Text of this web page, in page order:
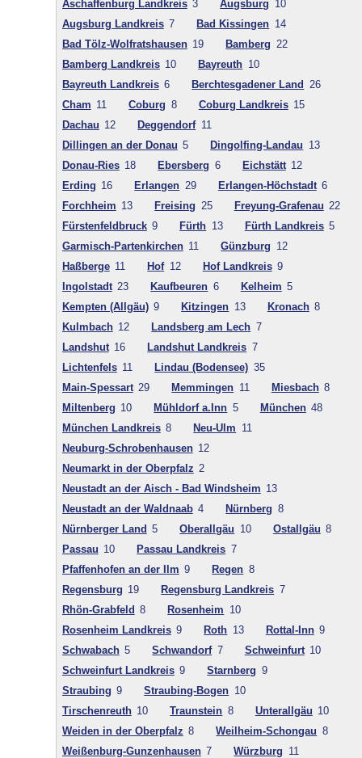
Aschaffenburg Landkreis 3 Augsburg 10
Augsburg Landkreis 7 Bad Kissingen 14
Bad Tölz-Wolfratshausen 19 Bamberg 22
Bamberg Landkreis 10 Bayreuth 10
Bayreuth Landkreis 6 Berchtesgadener Land
26
Cham 11 Coburg 8 Coburg Landkreis 15
Dachau 12 Deggendorf 11
Dillingen an der Donau 5 Dingolfing-Landau 13
Donau-Ries 18 Ebersberg 6 Eichstätt 12
Erding 16 Erlangen 29 Erlangen-Höchstadt 6
Forchheim 13 Freising 25 Freyung-Grafenau 22
Fürstenfeldbruck 9 Fürth 13 Fürth Landkreis 5
Garmisch-Partenkirchen 11 Günzburg 12
Haßberge 11 Hof 12 Hof Landkreis 9
Ingolstadt 23 Kaufbeuren 6 Kelheim 5
Kempten (Allgäu) 9 Kitzingen 13 Kronach 8
Kulmbach 12 Landsberg am Lech 7
Landshut 16 Landshut Landkreis 7
Lichtenfels 11 Lindau (Bodensee) 35
Main-Spessart 29 Memmingen 11 Miesbach 8
Miltenberg 10 Mühldorf a.Inn 5 München 48
München Landkreis 8 Neu-Ulm 11
Neuburg-Schrobenhausen 12
Neumarkt in der Oberpfalz 2
Neustadt an der Aisch - Bad Windsheim 13
Neustadt an der Waldnaab 4 Nürnberg 8
Nürnberger Land 5 Oberallgäu 10 Ostallgäu 8
Passau 10 Passau Landkreis 7
Pfaffenhofen an der Ilm 9 Regen 8
Regensburg 19 Regensburg Landkreis 7
Rhön-Grabfeld 8 Rosenheim 10
Rosenheim Landkreis 9 Roth 13 Rottal-Inn 9
Schwabach 5 Schwandorf 7 Schweinfurt 10
Schweinfurt Landkreis 9 Starnberg 9
Straubing 9 Straubing-Bogen 10
Tirschenreuth 10 Traunstein 8 Unterallgäu 10
Weiden in der Oberpfalz 8 Weilheim-Schongau 8
Weißenburg-Gunzenhausen 7 Würzburg 11